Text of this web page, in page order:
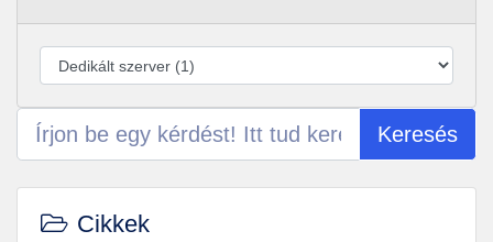
Keresés
Cikkek